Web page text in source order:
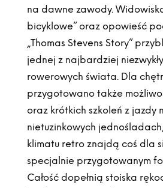
na dawne zawody.
bicyklowe” oraz opowieść
„Thomas Stevens Story”
jednej z najbardziej
rowerowych świata. Dla
przygotowano także
oraz krótkich szkoleń z jazdy
nietuzinkowych
klimatu retro znajdą coś dla
specjalnie przygotowanym
Całość dopełnią stoiska